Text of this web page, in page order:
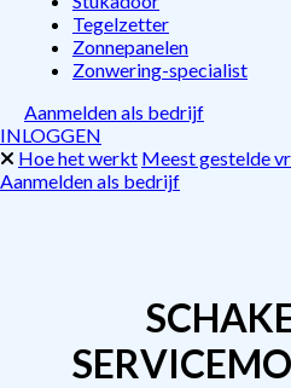
Tegelzetter
Zonnepanelen
Zonwering-specialist
Aanmelden als bedrijf
INLOGGEN
Hoe het werkt Meest gestelde
Aanmelden als bedrijf